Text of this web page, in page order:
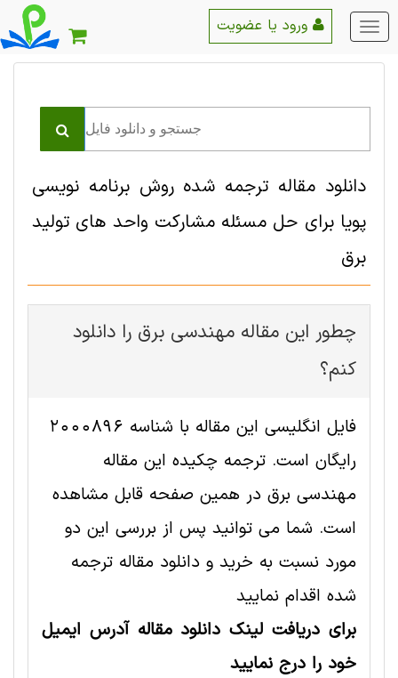
منو
اصلی
دانلود مقاله ترجمه شده روش برنامه نویسی
پویا برای حل مسئله مشارکت واحد های تولید
برق
چطور این مقاله مهندسی برق را دانلود
کنم؟
فایل انگلیسی این مقاله با شناسه 2000896
رایگان است. ترجمه چکیده این مقاله
مهندسی برق در همین صفحه قابل مشاهده
است. شما می توانید پس از بررسی این دو
مورد نسبت به خرید و دانلود مقاله ترجمه
شده اقدام نمایید
برای دریافت لینک دانلود مقاله آدرس ایمیل
خود را درج نمایید